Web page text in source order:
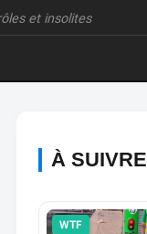
et insolites
À
WTF